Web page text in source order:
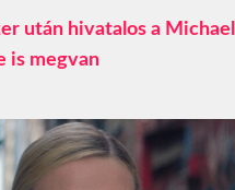
után hivatalos a
is megvan